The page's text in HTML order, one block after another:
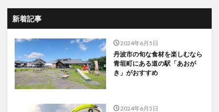
新着記事
2024年6月5日
丹波市の旬な食材を楽しむなら
青垣町にある道の駅「あおが
き」がおすすめ
2024年6月5日